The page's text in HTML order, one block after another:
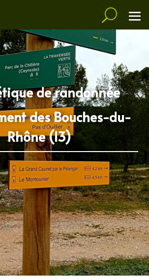
de randonnée
des Bouches-du-
Rhône (13)